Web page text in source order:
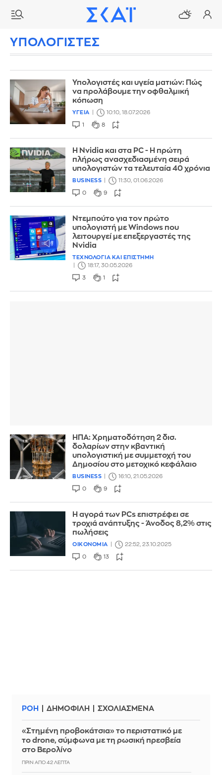
ΥΠΟΛΟΓΙΣΤΕΣ
Υπολογιστές και υγεία ματιών: Πώς
να προλάβουμε την οφθαλμική
κόπωση
ΥΓΕΙΑ 10:10, 18.07.2026
1 8
Η Nvidia και στα PC - Η πρώτη
πλήρως ανασχεδιασμένη σειρά
υπολογιστών τα τελευταία 40 χρόνια
BUSINESS 11:30, 01.06.2026
0 9
Ντεμπούτο για τον πρώτο
υπολογιστή με Windows που
λειτουργεί με επεξεργαστές της
Nvidia
ΤΕΧΝΟΛΟΓΙΑ ΚΑΙ ΕΠΙΣΤΗΜΗ
18:17, 30.05.2026
3 1
ΗΠΑ: Χρηματοδότηση 2 δισ.
δολαρίων στην κβαντική
υπολογιστική με συμμετοχή του
Δημοσίου στο μετοχικό κεφάλαιο
BUSINESS 16:10, 21.05.2026
0 9
Η αγορά των PCs επιστρέφει σε
τροχιά ανάπτυξης - Άνοδος 8,2% στις
πωλήσεις
ΟΙΚΟΝΟΜΙΑ 22:52, 23.10.2025
0 13
ΡΟΗ ΔΗΜΟΦΙΛΗ ΣΧΟΛΙΑΣΜΕΝΑ
«Στημένη προβοκάτσια» το περιστατικό με
το drone, σύμφωνα με τη ρωσική πρεσβεία
στο Βερολίνο
ΠΡΙΝ ΑΠΌ 42 ΛΕΠΤΆ